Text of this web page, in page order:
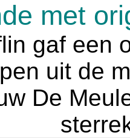
met
gaf een
uit de
De